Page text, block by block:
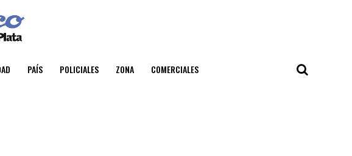
PAÍS POLICIALES ZONA COMERCIALES